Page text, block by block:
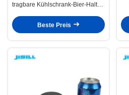
tragbare Kühlschrank-Bier-Halter-
abkühlen
Beste Preis